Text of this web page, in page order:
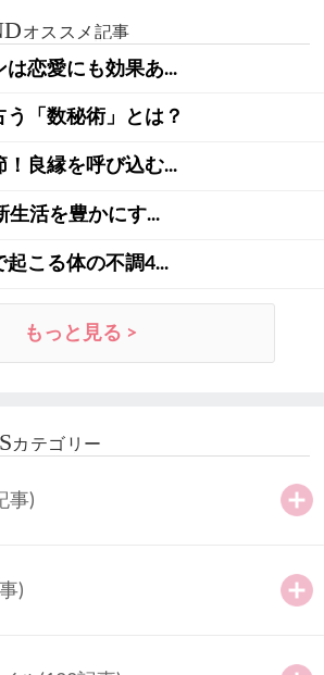
オススメ記事
は恋愛にも効果あ...
「数秘術」とは？
良縁を呼び込む...
生活を豊かにす...
起こる体の不調4...
もっと見る >
カテゴリー
事)
)